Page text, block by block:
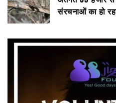
संरचनाओं का हो रहा